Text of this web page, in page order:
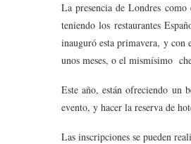
La presencia de Londres
teniendo los restaurantes
inauguró esta primavera, y con
unos meses, o el mismísimo
Este año, están ofreciendo un
evento, y hacer la reserva de
Las inscripciones se pueden